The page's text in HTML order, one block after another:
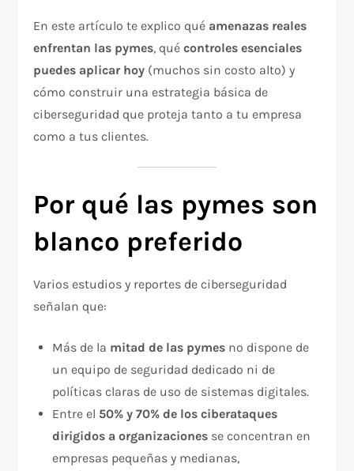
En este artículo te explico qué amenazas reales
enfrentan las pymes, quécontroles esenciales
puedes aplicar hoy (muchos sin costo alto) y
cómo construir una estrategia básica de
ciberseguridad que proteja tanto a tu empresa
como a tus clientes.
Por qué las pymes son
blanco preferido
Varios estudios y reportes de ciberseguridad
señalan que:
Más de la mitad de las pymes no dispone de
un equipo de seguridad dedicado ni de
políticas claras de uso de sistemas digitales.
Entre el 50% y 70% de los ciberataques
dirigidos a organizaciones se concentran en
empresas pequeñas y medianas,